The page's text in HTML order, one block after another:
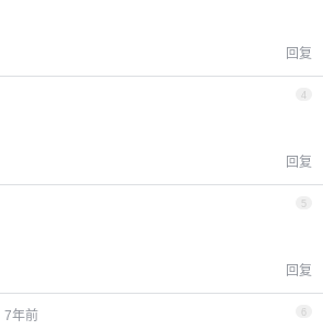
回复
4
回复
5
回复
7年前 6